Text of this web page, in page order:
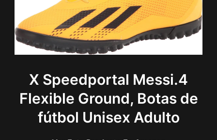
X Speedportal Messi.4
Flexible Ground, Botas de
fútbol Unisex Adulto